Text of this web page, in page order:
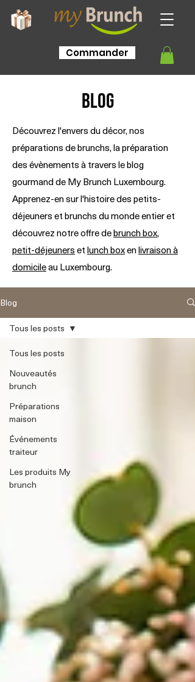
Commander
BLOG
Découvrez l'envers du décor, nos
préparations de brunchs, la préparation
des évènements à travers le blog
gourmand de My Brunch Luxembourg.
Apprenez-en sur l'histoire des petits-
déjeuners et brunchs du monde entier et
découvrez notre offre debrunch box,
petit-déjeunersetlunch boxenlivraison à
domicileau Luxembourg.
Blog
Tous les posts
Nouveautés
brunch
Préparations
maison
Événements
traiteur
Les produits My
brunch
Tous les posts